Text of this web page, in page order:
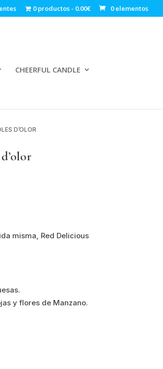
0 productos 0.00€ 0 elementos
CHEERFUL CANDLE
D’OLOR
misma, Red Delicious
y flores de Manzano.